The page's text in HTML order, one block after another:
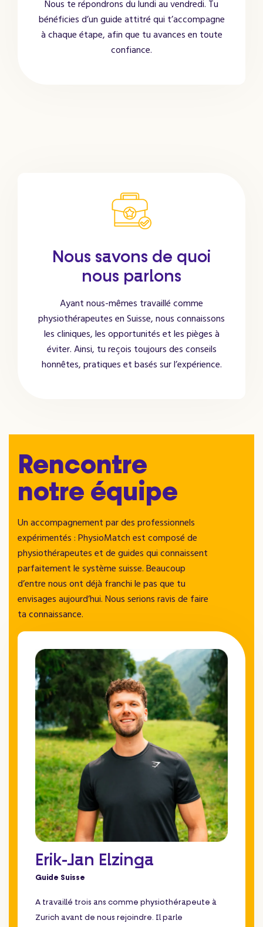
Nous te répondrons du lundi au vendredi. Tu
bénéficies d’un guide attitré qui t’accompagne
à chaque étape, afin que tu avances en toute
confiance.
Nous savons de quoi
nous parlons
Ayant nous-mêmes travaillé comme
physiothérapeutes en Suisse, nous connaissons
les cliniques, les opportunités et les pièges à
éviter. Ainsi, tu reçois toujours des conseils
honnêtes, pratiques et basés sur l’expérience.
Rencontre
notre équipe
Un accompagnement par des professionnels
expérimentés : PhysioMatch est composé de
physiothérapeutes et de guides qui connaissent
parfaitement le système suisse. Beaucoup
d’entre nous ont déjà franchi le pas que tu
envisages aujourd’hui. Nous serions ravis de faire
ta connaissance.
Erik-Jan Elzinga
Guide Suisse
A travaillé trois ans comme physiothérapeute à
Zurich avant de nous rejoindre. Il parle